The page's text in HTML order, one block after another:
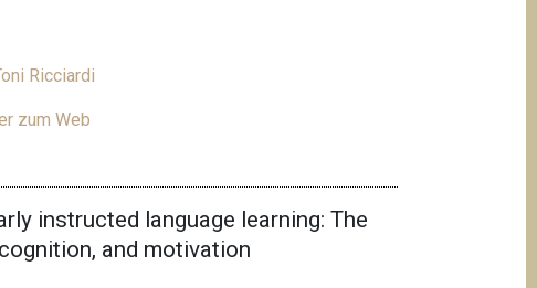
Ricciardi
zum Web
instructed language learning: The
and motivation